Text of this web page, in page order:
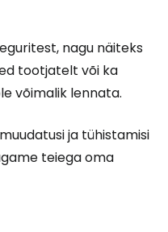
nagu näiteks
tootjatelt või ka
võimalik lennata.
ja tühistamisi
teiega oma